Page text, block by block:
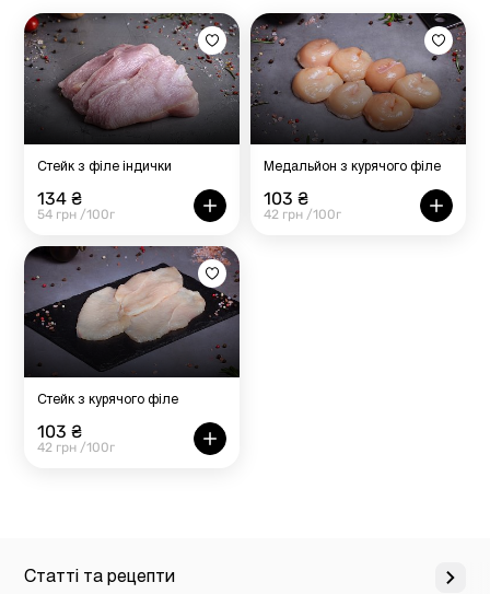
Стейк з філе індички
134 ₴
54 грн /100г
Медальйон з курячого філе
103 ₴
42 грн /100г
Стейк з курячого філе
103 ₴
42 грн /100г
Статті та рецепти